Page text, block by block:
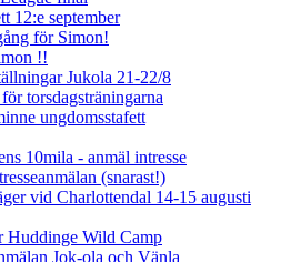
12:e september
för Simon!
!!
Jukola 21-22/8
torsdagsträningarna
ungdomsstafett
10mila - anmäl intresse
(snarast!)
vid Charlottendal 14-15 augusti
Huddinge Wild Camp
Jok-ola och Vänla